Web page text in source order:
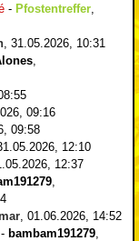
- Pfostentreffer
31.05.2026, 10:31
09:16
09:58
12:10
12:37
01.06.2026, 14:52
- bambam191279